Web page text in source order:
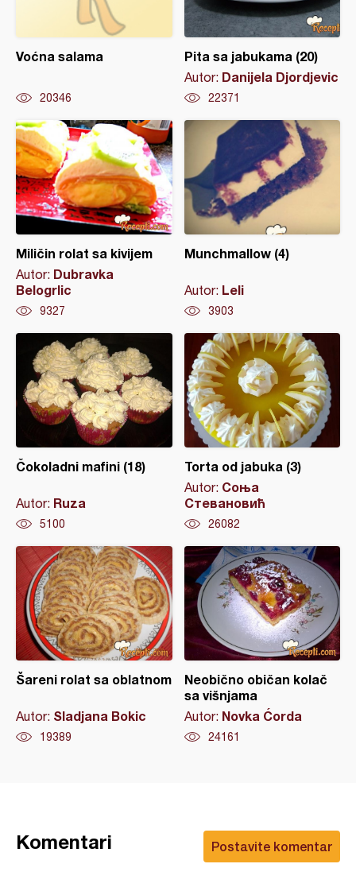
Voćna salama
20346
Pita sa jabukama (20)
Autor: Danijela Djordjevic
22371
Miličin rolat sa kivijem
Autor: Dubravka
Belogrlic
9327
Munchmallow (4)
Autor: Leli
3903
Čokoladni mafini (18)
Autor: Ruza
5100
Torta od jabuka (3)
Autor: Соња
Стевановић
26082
Šareni rolat sa oblatnom
Autor: Sladjana Bokic
19389
Neobično običan kolač
sa višnjama
Autor: Novka Ćorda
24161
Postavite komentar
Komentari